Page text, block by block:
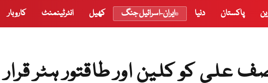
پاکستان دنیا ایران-اسرائیل جنگ کھیل انٹرٹینمنٹ کاروبار
کو کلین اور طاقتور ہٹر قرار